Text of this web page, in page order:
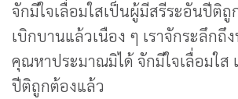
จักมีใจเลื่อมใสเป็นผู้มีสรีระอันปีติ
เบิกบานแล้วเนือง ๆ เราจักระลึกถึ
คุณหาประมาณมิได้ จักมีใจเลื่อมใส
ปีติถูกต้องแล้ว